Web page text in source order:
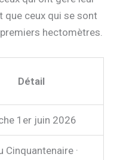
que ceux qui se sont
hectomètres.
Détail
1er juin 2026
Cinquantenaire ·